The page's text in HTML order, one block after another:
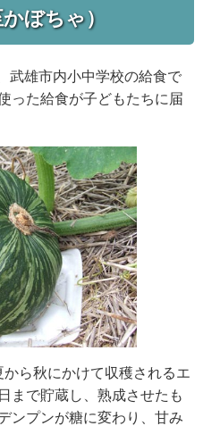
ぼちゃ）
武雄市内小中学校の給食で
った給食が子どもたちに届
から秋にかけて収穫されるエ
まで貯蔵し、熟成させたも
ンプンが糖に変わり、甘み